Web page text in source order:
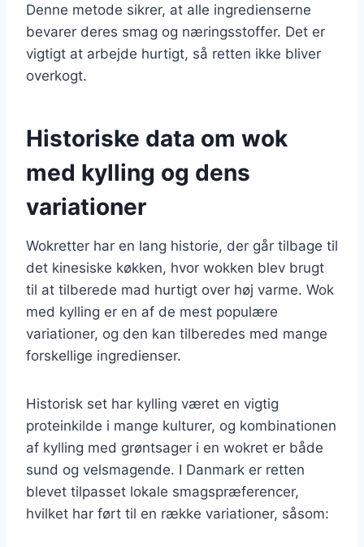
Denne metode sikrer, at alle ingredienserne
bevarer deres smag og næringsstoffer. Det er
vigtigt at arbejde hurtigt, så retten ikke bliver
overkogt.
Historiske data om wok
med kylling og dens
variationer
Wokretter har en lang historie, der går tilbage til
det kinesiske køkken, hvor wokken blev brugt
til at tilberede mad hurtigt over høj varme. Wok
med kylling er en af de mest populære
variationer, og den kan tilberedes med mange
forskellige ingredienser.
Historisk set har kylling været en vigtig
proteinkilde i mange kulturer, og kombinationen
af kylling med grøntsager i en wokret er både
sund og velsmagende. I Danmark er retten
blevet tilpasset lokale smagspræferencer,
hvilket har ført til en række variationer, såsom: